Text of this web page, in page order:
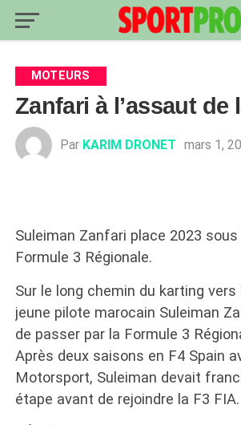
MOTEURS
Zanfari à l’assaut de
Par KARIM DRONET mars 1,
Suleiman Zanfari place 2023
Formule 3 Régionale.
Sur le long chemin du karting vers
jeune pilote marocain Suleiman
de passer par la Formule 3
Après deux saisons en F4 Spain
Motorsport, Suleiman devait
étape avant de rejoindre la F3 FIA.